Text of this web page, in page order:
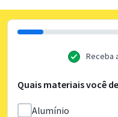
Receba
Quais materiais você
Alumínio